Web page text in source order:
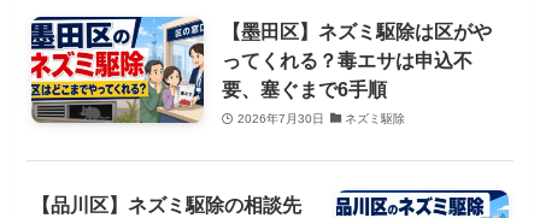
【墨田区】ネズミ駆除は区がや
ってくれる？毒エサは申込不
要、塞ぐまで6手順
2026年7月30日 ネズミ駆除
【品川区】ネズミ駆除の相談先